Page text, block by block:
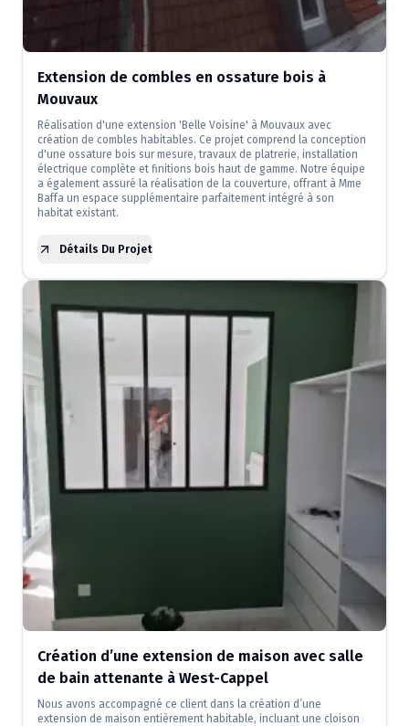
Extension de combles en ossature bois à
Mouvaux
Réalisation d'une extension 'Belle Voisine' à Mouvaux avec
création de combles habitables. Ce projet comprend la conception
d'une ossature bois sur mesure, travaux de platrerie, installation
électrique complète et finitions bois haut de gamme. Notre équipe
a également assuré la réalisation de la couverture, offrant à Mme
Baffa un espace supplémentaire parfaitement intégré à son
habitat existant.
Détails Du Projet
Création d’une extension de maison avec salle
de bain attenante à West-Cappel
Nous avons accompagné ce client dans la création d’une
extension de maison entièrement habitable, incluant une cloison